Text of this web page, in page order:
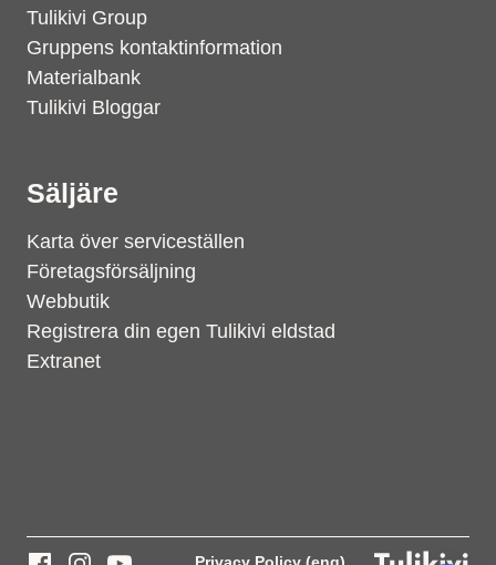
Tulikivi Group
Gruppens kontaktinformation
Materialbank
Tulikivi Bloggar
Säljäre
Karta över serviceställen
Företagsförsäljning
Webbutik
Registrera din egen Tulikivi eldstad
Extranet
today?